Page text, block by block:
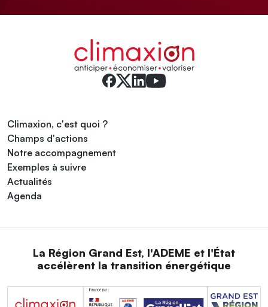
Climaxion, c'est quoi ?
Champs d'actions
Notre accompagnement
Exemples à suivre
Actualités
Agenda
La Région Grand Est, l'ADEME et l'État
accélèrent la transition énergétique